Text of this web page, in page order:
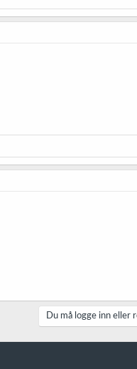
Du må logge inn eller